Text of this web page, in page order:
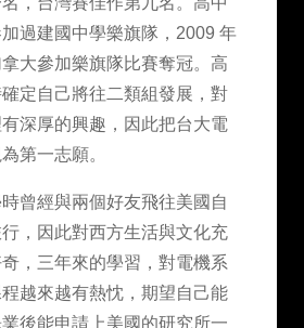
過建國中學樂旗隊，2009 年
大參加樂旗隊比賽奪冠。高
定自己將往二類組發展，對
深厚的興趣，因此把台大電
第一志願。
曾經與兩個好友飛往美國自
行，因此對西方生活與文化充
，三年來的學習，對電機系
越來越有熱忱，期望自己能
後能申請上美國的研究所一